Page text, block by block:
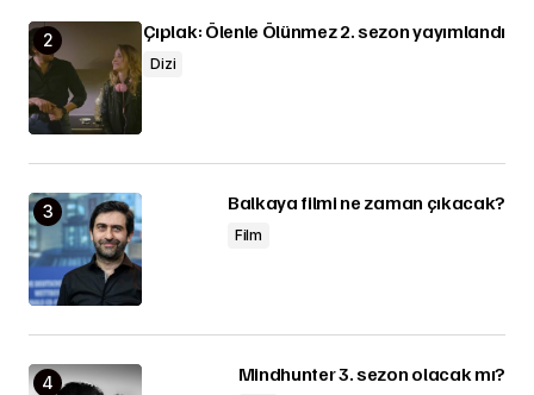
Çıplak: Ölenle Ölünmez 2. sezon yayımlandı
Dizi
Balkaya filmi ne zaman çıkacak?
Film
Mindhunter 3. sezon olacak mı?